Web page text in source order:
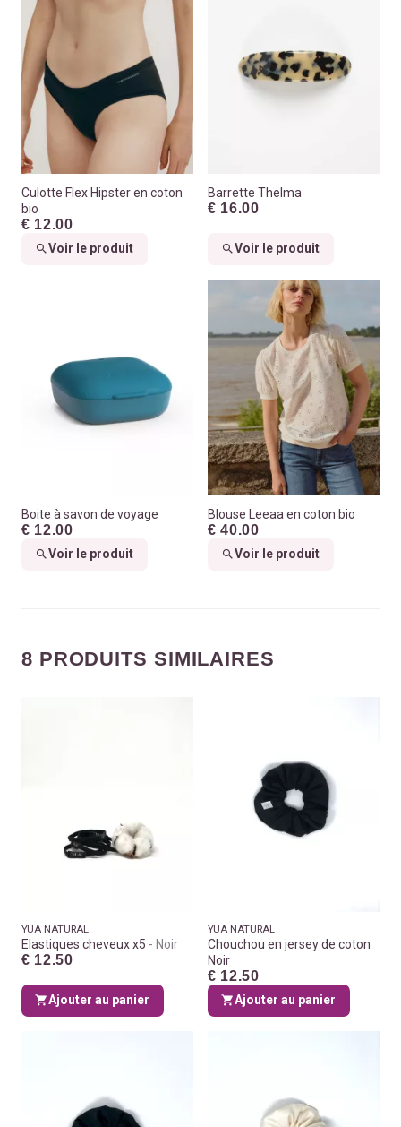
Culotte Flex Hipster en coton
bio
€ 12.00
Voir le produit
Barrette Thelma
€ 16.00
Voir le produit
Boite à savon de voyage
€ 12.00
Voir le produit
Blouse Leeaa en coton bio
€ 40.00
Voir le produit
8 PRODUITS SIMILAIRES
YUA NATURAL
Elastiques cheveux x5 Noir
€ 12.50
Ajouter au panier
YUA NATURAL
Chouchou en jersey de coton
Noir
€ 12.50
Ajouter au panier